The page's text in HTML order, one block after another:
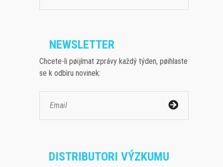
NEWSLETTER
Chcete-li pøijímat zprávy každý týden, pøihlaste
se k odbìru novinek:
DISTRIBUTORI VÝZKUMU